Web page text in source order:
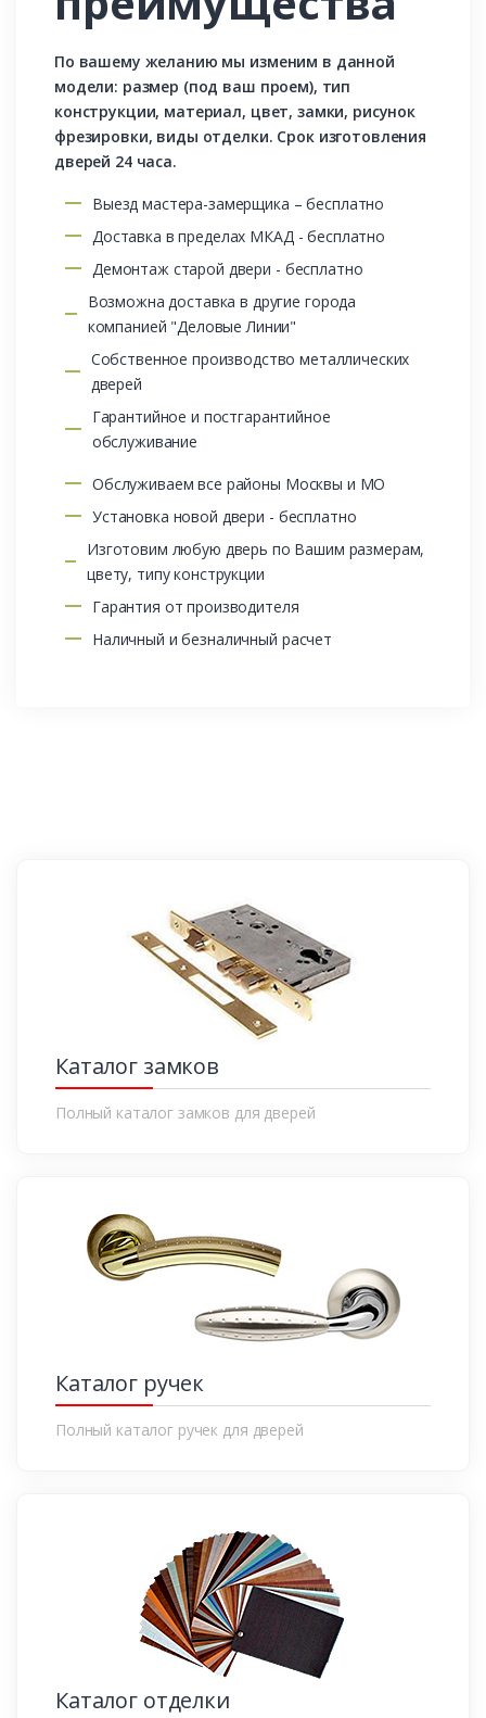
По вашему желанию мы изменим в данной
модели: размер (под ваш проем), тип
конструкции, материал, цвет, замки, рисунок
фрезировки, виды отделки. Срок изготовления
дверей 24 часа.
Выезд мастера-замерщика – бесплатно
Доставка в пределах МКАД - бесплатно
Демонтаж старой двери - бесплатно
Возможна доставка в другие города
компанией "Деловые Линии"
Собственное производство металлических
дверей
Гарантийное и постгарантийное
обслуживание
Обслуживаем все районы Москвы и МО
Установка новой двери - бесплатно
Изготовим любую дверь по Вашим размерам,
цвету, типу конструкции
Гарантия от производителя
Наличный и безналичный расчет
Каталог замков
Полный каталог замков для дверей
Каталог ручек
Полный каталог ручек для дверей
Каталог отделки